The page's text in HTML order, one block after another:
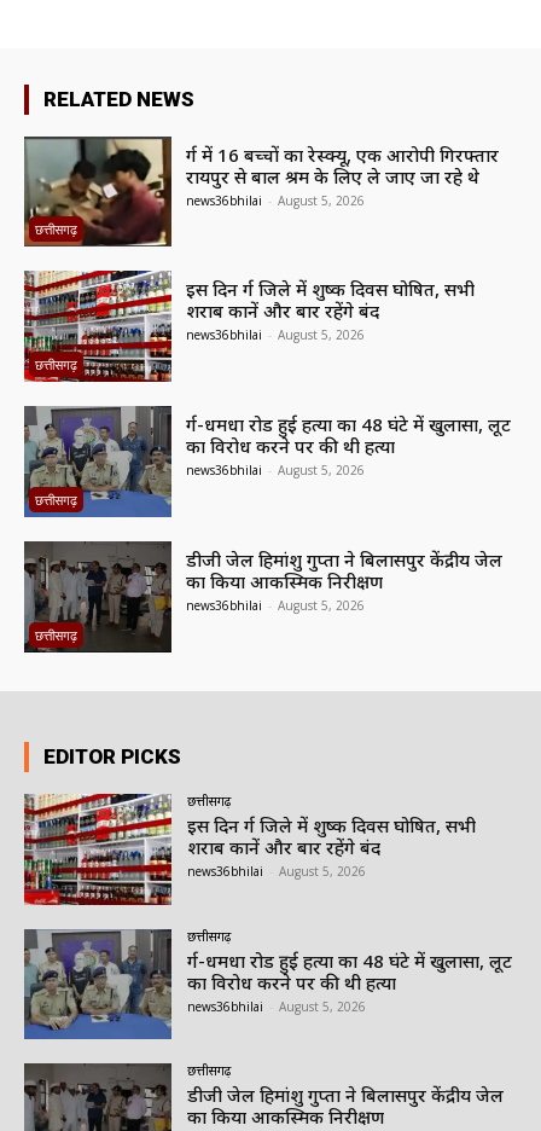
RELATED NEWS
छत्तीसगढ़
दुर्ग में 16 बच्चों का रेस्क्यू, एक आरोपी गिरफ्तार
रायपुर से बाल श्रम के लिए ले जाए जा रहे थे
news36bhilai - August 5, 2026
छत्तीसगढ़
इस दिन दुर्ग जिले में शुष्क दिवस घोषित, सभी
शराब दुकानें और बार रहेंगे बंद
news36bhilai - August 5, 2026
छत्तीसगढ़
दुर्ग-धमधा रोड हुई हत्या का 48 घंटे में खुलासा, लूट
का विरोध करने पर की थी हत्या
news36bhilai - August 5, 2026
छत्तीसगढ़
डीजी जेल हिमांशु गुप्ता ने बिलासपुर केंद्रीय जेल
का किया आकस्मिक निरीक्षण
news36bhilai - August 5, 2026
EDITOR PICKS
छत्तीसगढ़
इस दिन दुर्ग जिले में शुष्क दिवस घोषित, सभी
शराब दुकानें और बार रहेंगे बंद
news36bhilai August 5, 2026
छत्तीसगढ़
दुर्ग-धमधा रोड हुई हत्या का 48 घंटे में खुलासा, लूट
का विरोध करने पर की थी हत्या
news36bhilai August 5, 2026
छत्तीसगढ़
डीजी जेल हिमांशु गुप्ता ने बिलासपुर केंद्रीय जेल
का किया आकस्मिक निरीक्षण